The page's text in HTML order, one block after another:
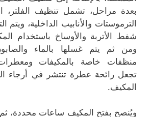
بعدة مراحل، تشمل تنظيف الفلتر،
الترموستات والأنابيب الداخلية،
شفط الأتربة والأوساخ باستخدام
ومن ثم يتم غسلها بالماء
منظفات خاصة بالمكيفات
تجعل رائحة عطرة تنتشر في أرجاء
المكيف.
ويُنصح بفتح المكيف ساعات محددة، ثم